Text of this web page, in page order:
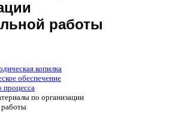
работы
копилка
обеспечение
процесса
по организации
работы